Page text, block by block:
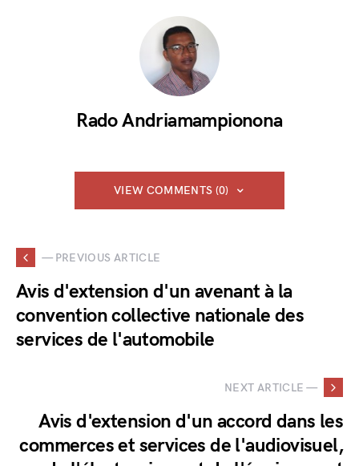
Rado Andriamampionona
VIEW COMMENTS (0)
— PREVIOUS ARTICLE
Avis d'extension d'un avenant à la
convention collective nationale des
services de l'automobile
NEXT ARTICLE —
Avis d'extension d'un accord dans les
commerces et services de l'audiovisuel,